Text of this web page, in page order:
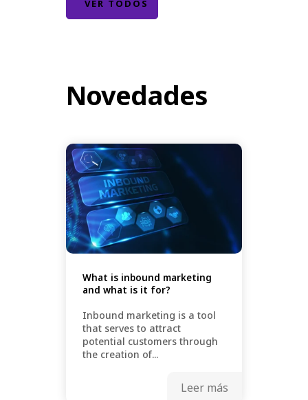
VER TODOS
Novedades
What is inbound marketing
and what is it for?
Inbound marketing is a tool
that serves to attract
potential customers through
the creation of...
Leer más